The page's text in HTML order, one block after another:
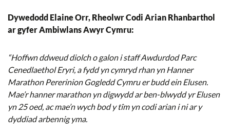
Dywedodd Elaine Orr, Rheolwr Codi Arian Rhanbarthol
ar gyfer Ambiwlans Awyr Cymru:
“Hoffwn ddweud diolch o galon i staff Awdurdod Parc
Cenedlaethol Eryri, a fydd yn cymryd rhan yn Hanner
Marathon Pererinion Gogledd Cymru er budd ein Elusen.
Mae’r hanner marathon yn digwydd ar ben-blwydd yr Elusen
yn 25 oed, ac mae’n wych bod y tîm yn codi arian i ni ar y
dyddiad arbennig yma.